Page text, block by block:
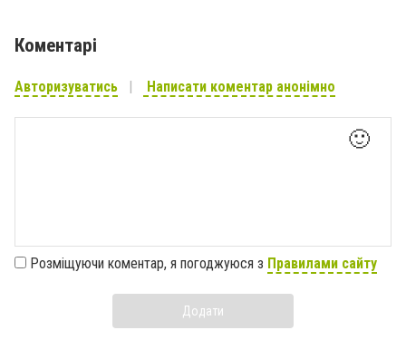
Коментарі
Авторизуватись Написати коментар анонімно
🙂
Розміщуючи коментар, я погоджуюся з Правилами сайту
Додати